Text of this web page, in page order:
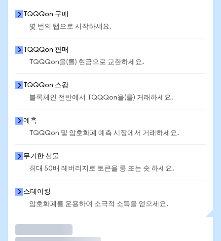
TQQQon 구매
몇 번의 탭으로 시작하세요.
TQQQon 판매
TQQQon을(를) 현금으로 교환하세요.
TQQQon 스왑
블록체인 전반에서 TQQQon을(를) 거래하세요.
예측
TQQQon 및 암호화폐 예측 시장에서 거래하세요.
무기한 선물
최대 50배 레버리지로 토큰을 롱 또는 숏 하세요.
스테이킹
암호화폐를 운용하여 소극적 소득을 얻으세요.